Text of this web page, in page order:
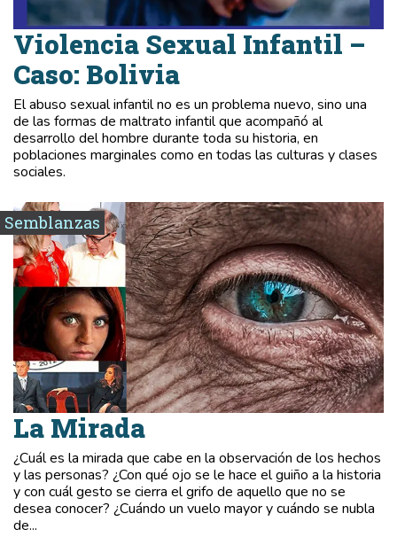
Violencia Sexual Infantil –
Caso: Bolivia
El abuso sexual infantil no es un problema nuevo, sino una
de las formas de maltrato infantil que acompañó al
desarrollo del hombre durante toda su historia, en
poblaciones marginales como en todas las culturas y clases
sociales.
Semblanzas
La Mirada
¿Cuál es la mirada que cabe en la observación de los hechos
y las personas? ¿Con qué ojo se le hace el guiño a la historia
y con cuál gesto se cierra el grifo de aquello que no se
desea conocer? ¿Cuándo un vuelo mayor y cuándo se nubla
de...